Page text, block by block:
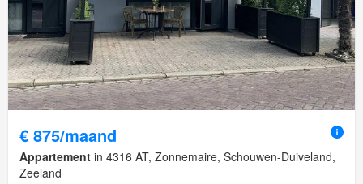
€ 875/maand
Appartement in 4316 AT, Zonnemaire, Schouwen-Duiveland,
Zeeland